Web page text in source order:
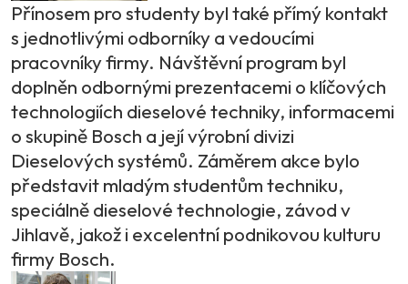
Přínosem pro studenty byl také přímý kontakt
s jednotlivými odborníky a vedoucími
pracovníky firmy. Návštěvní program byl
doplněn odbornými prezentacemi o klíčových
technologiích dieselové techniky, informacemi
o skupině Bosch a její výrobní divizi
Dieselových systémů. Záměrem akce bylo
představit mladým studentům techniku,
speciálně dieselové technologie, závod v
Jihlavě, jakož i excelentní podnikovou kulturu
firmy Bosch.